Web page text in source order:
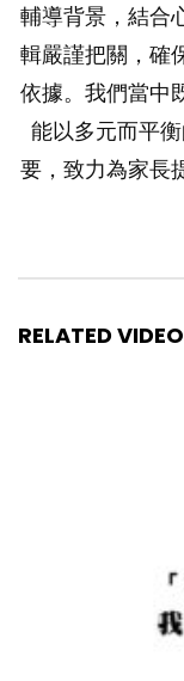
輔導背景，結合
輯嚴謹把關，確
依據。我們當中
能以多元而平
要，致力為家長
RELATED